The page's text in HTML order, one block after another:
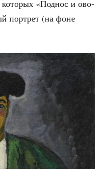
кото­рых «Под­нос и ово­
порт­рет (на фоне